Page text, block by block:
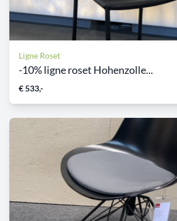
Ligne Roset
-10% ligne roset Hohenzolle...
€ 533,-